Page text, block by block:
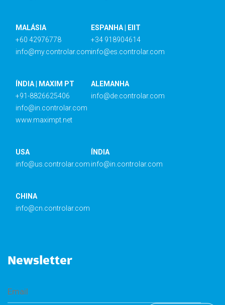
MALÁSIA
+60 42976778
info@my.controlar.com
ESPANHA | EIIT
+34 918904614
info@es.controlar.com
ÍNDIA | MAXIM PT
+91-8826625406
info@in.controlar.com
www.maximpt.net
ALEMANHA
info@de.controlar.com
USA
info@us.controlar.com
ÍNDIA
info@in.controlar.com
CHINA
info@cn.controlar.com
Newsletter